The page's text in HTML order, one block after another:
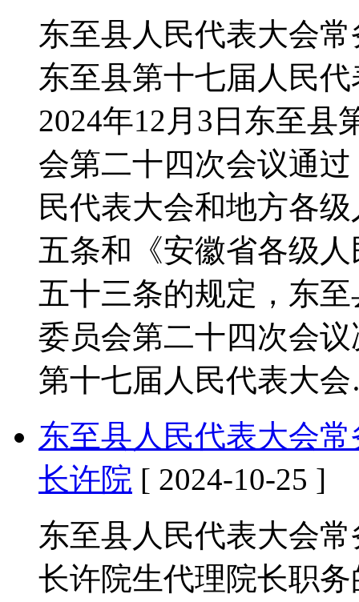
东至县人民代表大会
东至县第十七届人民
2024年12月3日东至县
会第二十四次会议通
民代表大会和地方各
五条和《安徽省各级
五十三条的规定，东
委员会第二十四次会
第十七届人民代表大
东至县人民代表大会
长许院 [ 2024-10-25 ]
东至县人民代表大会
长许院生代理院长职